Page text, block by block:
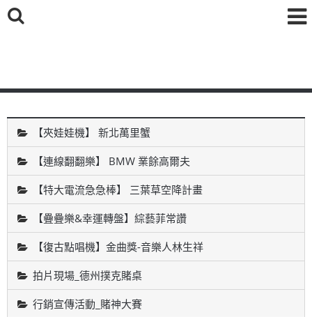
【夾娃娃機】 新北萬里蟹
【連線翻翻樂】 BMW 業餘高爾夫
【特大電流急急棒】 三葉草空降計畫
【疊疊樂&幸運轉盤】綜藝菲常讚
【復古點唱機】金曲獎-音樂人林生祥
拍片現場_德州撲克賭桌
行銷宣傳活動_賭神大賽